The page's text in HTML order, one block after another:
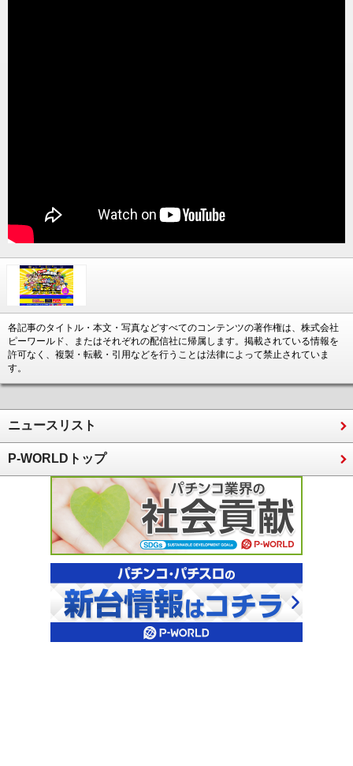
各記事のタイトル・本文・写真などすべてのコンテンツの著作権は、株式会社
ピーワールド、またはそれぞれの配信社に帰属します。掲載されている情報を
許可なく、複製・転載・引用などを行うことは法律によって禁止されていま
す。
ニュースリスト
P-WORLDトップ